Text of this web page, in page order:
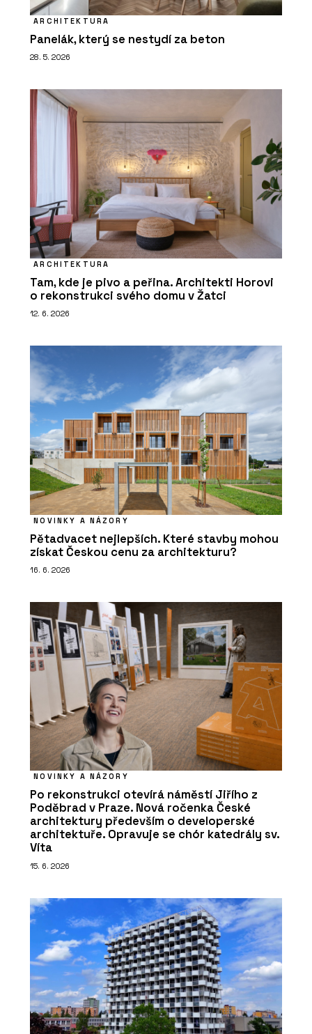
ARCHITEKTURA
Panelák, který se nestydí za beton
28. 5. 2026
ARCHITEKTURA
Tam, kde je pivo a peřina. Architekti Horovi
o rekonstrukci svého domu v Žatci
12. 6. 2026
NOVINKY A NÁZORY
Pětadvacet nejlepších. Které stavby mohou
získat Českou cenu za architekturu?
16. 6. 2026
NOVINKY A NÁZORY
Po rekonstrukci otevírá náměstí Jiřího z
Poděbrad v Praze. Nová ročenka České
architektury především o developerské
architektuře. Opravuje se chór katedrály sv.
Víta
15. 6. 2026